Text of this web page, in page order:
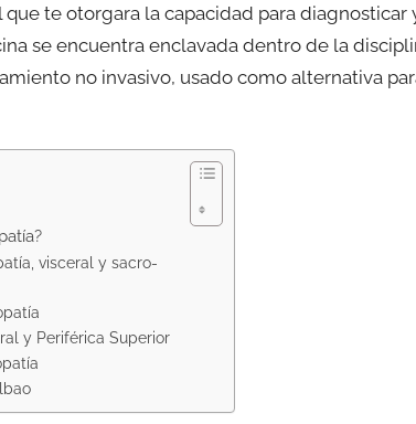
que te otorgara la capacidad para
se encuentra enclavada dentro de la
no invasivo, usado como alternativa
visceral y sacro-
y Periférica Superior